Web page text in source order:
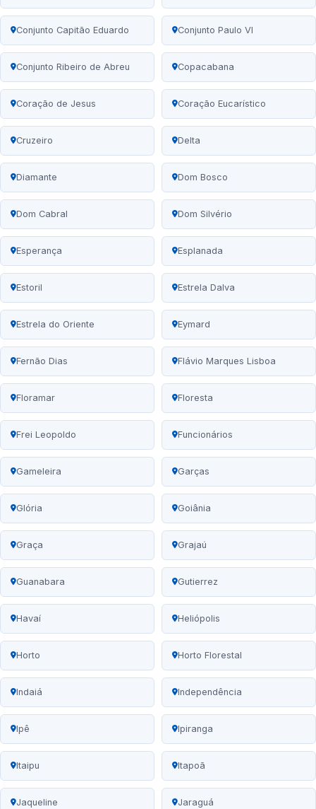
Conjunto Capitão Eduardo Conjunto Paulo VI
Conjunto Ribeiro de Abreu Copacabana
Coração de Jesus Coração Eucarístico
Cruzeiro Delta
Diamante Dom Bosco
Dom Cabral Dom Silvério
Esperança Esplanada
Estoril Estrela Dalva
Estrela do Oriente Eymard
Fernão Dias Flávio Marques Lisboa
Floramar Floresta
Frei Leopoldo Funcionários
Gameleira Garças
Glória Goiânia
Graça Grajaú
Guanabara Gutierrez
Havaí Heliópolis
Horto Horto Florestal
Indaiá Independência
Ipê Ipiranga
Itaipu Itapoã
Jaqueline Jaraguá